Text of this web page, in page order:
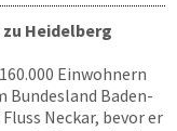
Heidelberg
Einwohnern
Bundesland Baden-
Neckar, bevor er